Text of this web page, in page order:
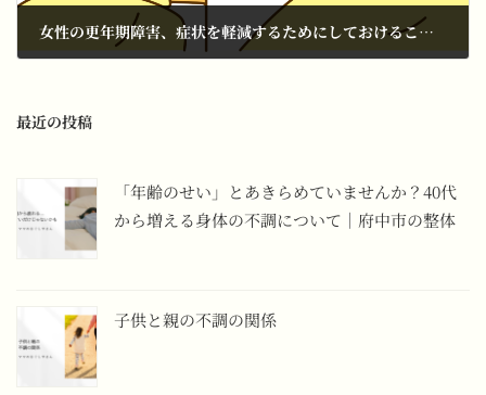
女性の更年期障害、症状を軽減するためにしておけること３選～府中の不調改善専門サロン
最近の投稿
「年齢のせい」とあきらめていませんか？40代
から増える身体の不調について｜府中市の整体
子供と親の不調の関係